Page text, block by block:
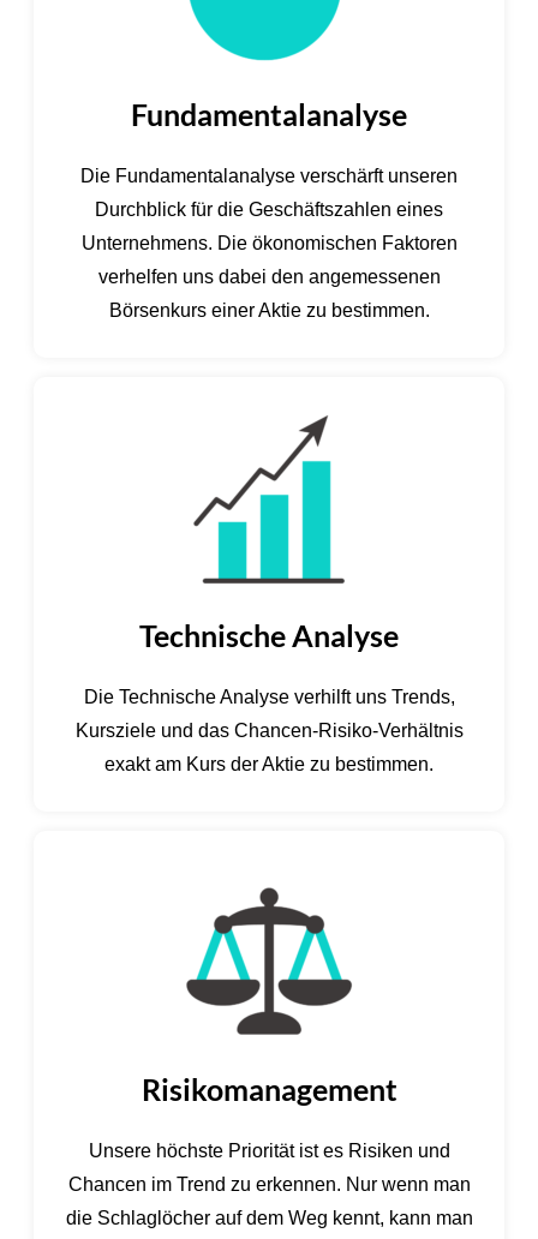
Fundamentalanalyse
Die Fundamentalanalyse verschärft unseren
Durchblick für die Geschäftszahlen eines
Unternehmens. Die ökonomischen Faktoren
verhelfen uns dabei den angemessenen
Börsenkurs einer Aktie zu bestimmen.
Technische Analyse
Die Technische Analyse verhilft uns Trends,
Kursziele und das Chancen-Risiko-Verhältnis
exakt am Kurs der Aktie zu bestimmen.
Risikomanagement
Unsere höchste Priorität ist es Risiken und
Chancen im Trend zu erkennen. Nur wenn man
die Schlaglöcher auf dem Weg kennt, kann man